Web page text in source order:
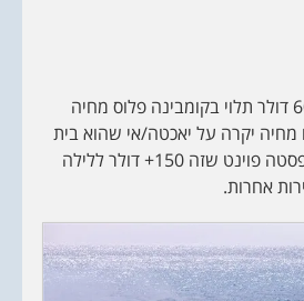
הכי זולה – 600-1,000 דולר תלוי בקומבינה פלוס מחיה
מחיה יקרה על יאכטה/אי שהוא בית
מלון כמו לוהיפושי או פסטה פוינט שזה 150+ דולר ללילה
אחרות.